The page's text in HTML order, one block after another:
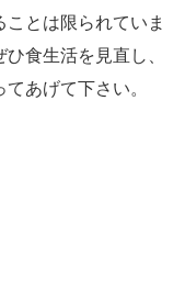
とは限られていま
食生活を見直し、
あげて下さい。